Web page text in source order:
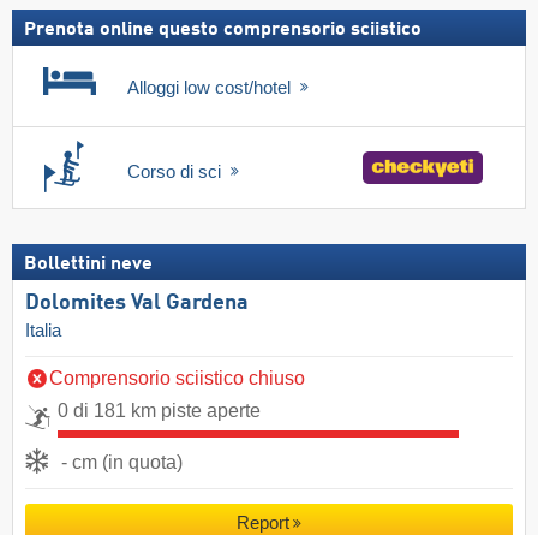
Prenota online questo comprensorio sciistico
Alloggi low cost/hotel
Corso di sci
Bollettini neve
Dolomites Val Gardena
Italia
Comprensorio sciistico chiuso
0 di 181 km piste aperte
- cm (in quota)
Report